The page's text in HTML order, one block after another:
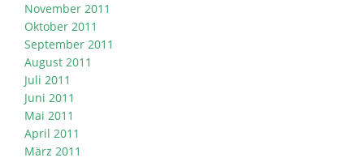
November 2011
Oktober 2011
September 2011
August 2011
Juli 2011
Juni 2011
Mai 2011
April 2011
März 2011